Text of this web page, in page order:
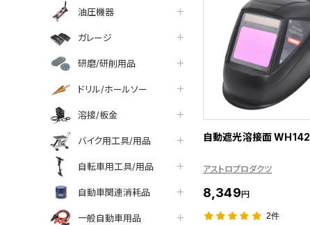
油圧機器
ガレージ
研磨/研削用品
ドリル/ホールソー
溶接/板金
バイク用工具/用品
自転車用工具/用品
自動車関連消耗品
一般自動車用品
自動遮光溶接面 WH142
アストロプロダクツ
8,349円
2件